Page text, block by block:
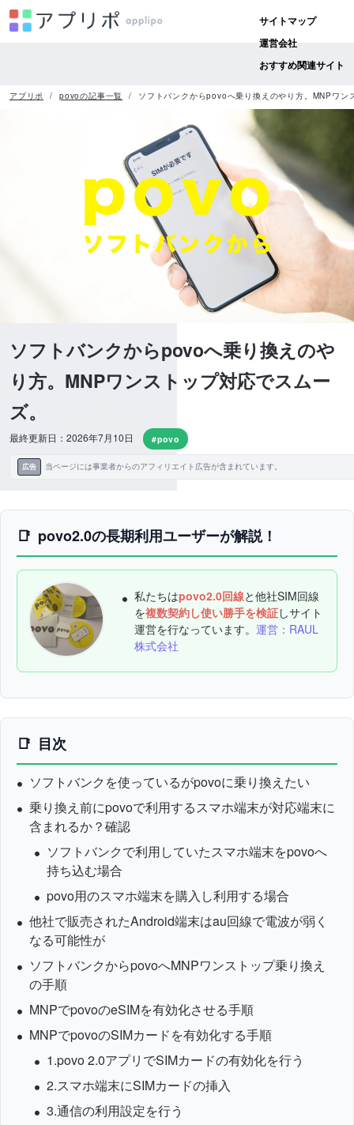
サイトマップ
運営会社
おすすめ関連サイト
アプリポ povoの記事一覧 ソフトバンクからpovoへ乗り換えのやり方。MNPワン
ソフトバンクからpovoへ乗り換えのや
り方。MNPワンストップ対応でスムー
ズ。
最終更新日：2026年7月10日 #povo
広告 当ページには事業者からのアフィリエイト広告が含まれています。
povo2.0の長期利用ユーザーが解説！
私たちはpovo2.0回線と他社SIM回線
を複数契約し使い勝手を検証しサイト
運営を行なっています。 運営：RAUL
株式会社
目次
ソフトバンクを使っているがpovoに乗り換えたい
乗り換え前にpovoで利用するスマホ端末が対応端末に
含まれるか？確認
ソフトバンクで利用していたスマホ端末をpovoへ
持ち込む場合
povo用のスマホ端末を購入し利用する場合
他社で販売されたAndroid端末はau回線で電波が弱く
なる可能性が
ソフトバンクからpovoへMNPワンストップ乗り換え
の手順
MNPでpovoのeSIMを有効化させる手順
MNPでpovoのSIMカードを有効化する手順
1.povo 2.0アプリでSIMカードの有効化を行う
2.スマホ端末にSIMカードの挿入
3.通信の利用設定を行う